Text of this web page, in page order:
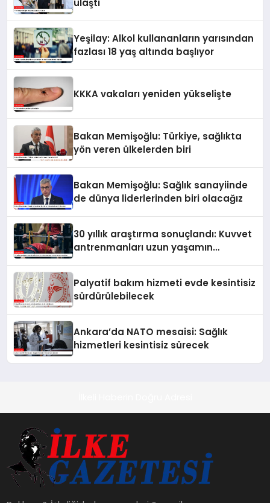
ulaştı
Yeşilay: Alkol kullananların yarısından
fazlası 18 yaş altında başlıyor
KKKA vakaları yeniden yükselişte
Bakan Memişoğlu: Türkiye, sağlıkta
yön veren ülkelerden biri
Bakan Memişoğlu: Sağlık sanayiinde
de dünya liderlerinden biri olacağız
30 yıllık araştırma sonuçlandı: Kuvvet
antrenmanları uzun yaşamın
Palyatif bakım hizmeti evde kesintisiz
sürdürülebilecek
Ankara’da NATO mesaisi: Sağlık
hizmetleri kesintisiz sürecek